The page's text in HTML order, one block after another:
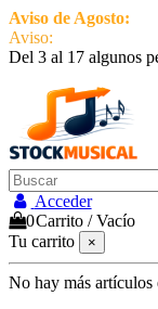
Aviso de Agosto:
Aviso:
Del 3 al 17 algunos
Acceder
0Carrito /Vacío
Tu carrito
×
No hay más artículos